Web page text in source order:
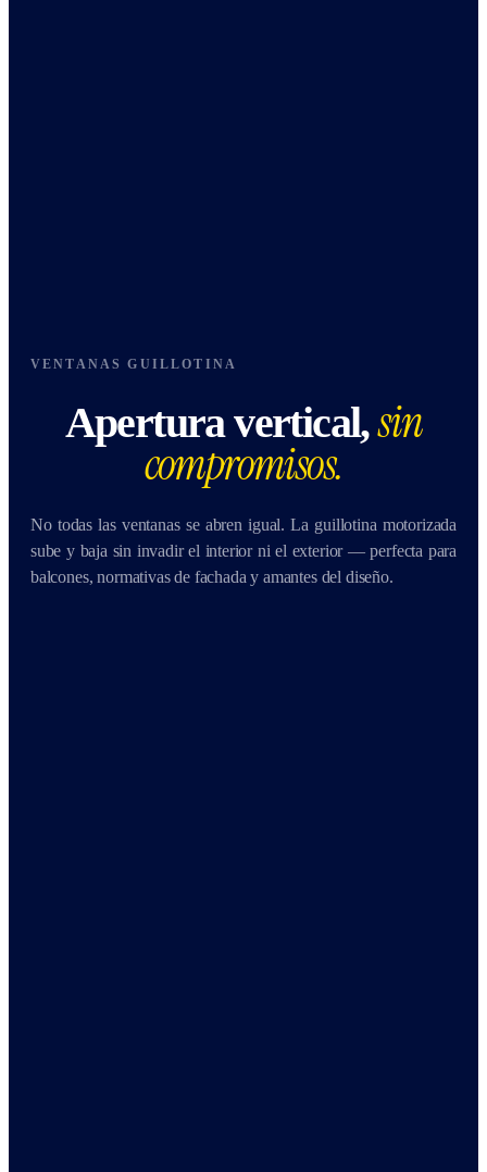
VENTANAS GUILLOTINA
Apertura vertical,sin
compromisos.
No todas las ventanas se abren igual. La guillotina motorizada
sube y baja sin invadir el interior ni el exterior — perfecta para
balcones, normativas de fachada y amantes del diseño.